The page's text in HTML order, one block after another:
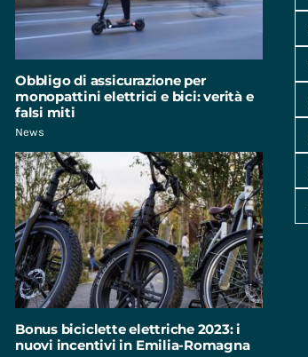
Obbligo di assicurazione per
monopattini elettrici e bici: verità e
falsi miti
News
Bonus biciclette elettriche 2023: i
nuovi incentivi in Emilia-Romagna